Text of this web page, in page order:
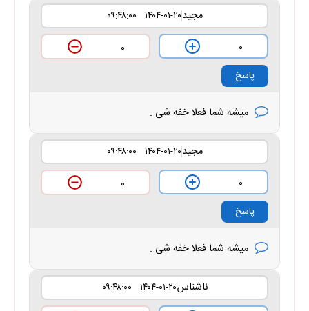
مجید۱۴۰۴-۰۱-۲۰ ۰۹:۴۸:۰۰
۰
۰
پاسخ
میشه شما فعلا خفه شی .
مجید۱۴۰۴-۰۱-۲۰ ۰۹:۴۸:۰۰
۰
۰
پاسخ
میشه شما فعلا خفه شی .
ناشناس۱۴۰۴-۰۱-۲۰ ۰۹:۴۸:۰۰